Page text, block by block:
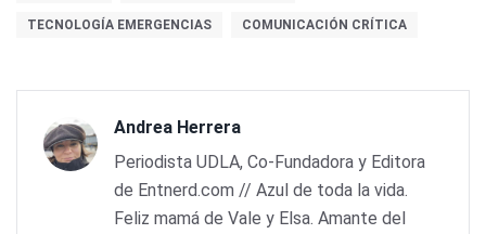
TECNOLOGÍA EMERGENCIAS COMUNICACIÓN CRÍTICA
Andrea Herrera
Periodista UDLA, Co-Fundadora y Editora
de Entnerd.com // Azul de toda la vida.
Feliz mamá de Vale y Elsa. Amante del